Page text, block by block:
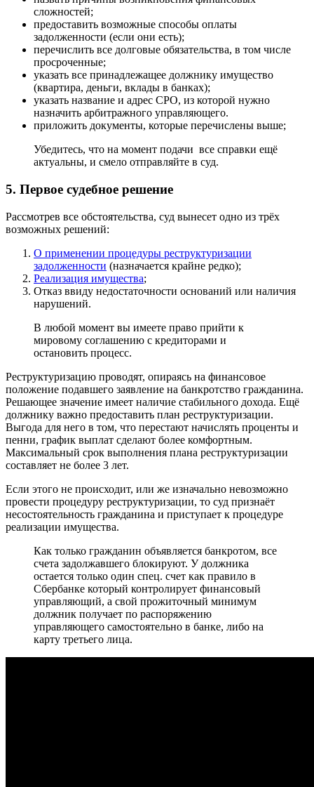
сложностей;
предоставить возможные способы оплаты
задолженности (если они есть);
перечислить все долговые обязательства, в том числе
просроченные;
указать все принадлежащее должнику имущество
(квартира, деньги, вклады в банках);
указать название и адрес СРО, из которой нужно
назначить арбитражного управляющего.
приложить документы, которые перечислены выше;
Убедитесь, что на момент подачи все справки ещё
актуальны, и смело отправляйте в суд.
5. Первое судебное решение
Рассмотрев все обстоятельства, суд вынесет одно из трёх
возможных решений:
О применении процедуры реструктуризации
задолженности (назначается крайне редко);
Реализация имущества;
Отказ ввиду недостаточности оснований или наличия
нарушений.
В любой момент вы имеете право прийти к
мировому соглашению с кредиторами и
остановить процесс.
Реструктуризацию проводят, опираясь на финансовое
положение подавшего заявление на банкротство гражданина.
Решающее значение имеет наличие стабильного дохода. Ещё
должнику важно предоставить план реструктуризации.
Выгода для него в том, что перестают начислять проценты и
пенни, график выплат сделают более комфортным.
Максимальный срок выполнения плана реструктуризации
составляет не более 3 лет.
Если этого не происходит, или же изначально невозможно
провести процедуру реструктуризации, то суд признаёт
несостоятельность гражданина и приступает к процедуре
реализации имущества.
Как только гражданин объявляется банкротом, все
счета задолжавшего блокируют. У должника
остается только один спец. счет как правило в
Сбербанке который контролирует финансовый
управляющий, а свой прожиточный минимум
должник получает по распоряжению
управляющего самостоятельно в банке, либо на
карту третьего лица.